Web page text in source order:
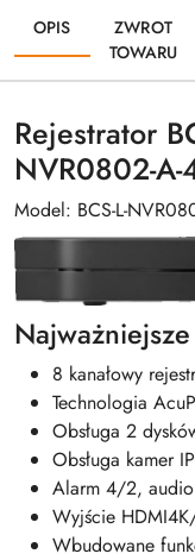
OPIS
ZWROT
TOWARU
Rejestrator
NVR0802-A-
Model: BCS-L-
8 kanałowy
Technologia
Obsługa 2
Obsługa kamer
Alarm 4/2,
Wyjście
Wbudowane